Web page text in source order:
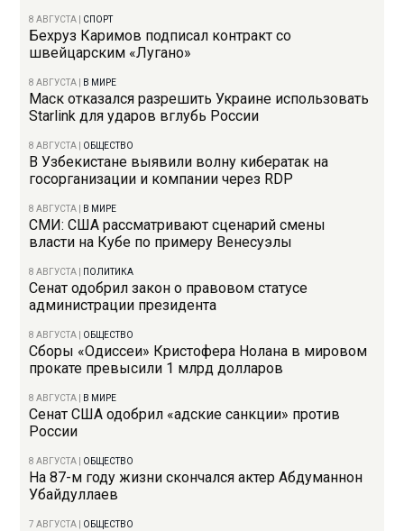
8 АВГУСТА СПОРТ
Бехруз Каримов подписал контракт со
швейцарским «Лугано»
8 АВГУСТА В МИРЕ
Маск отказался разрешить Украине использовать
Starlink для ударов вглубь России
8 АВГУСТА ОБЩЕСТВО
В Узбекистане выявили волну кибератак на
госорганизации и компании через RDP
8 АВГУСТА В МИРЕ
СМИ: США рассматривают сценарий смены
власти на Кубе по примеру Венесуэлы
8 АВГУСТА ПОЛИТИКА
Сенат одобрил закон о правовом статусе
администрации президента
8 АВГУСТА ОБЩЕСТВО
Сборы «Одиссеи» Кристофера Нолана в мировом
прокате превысили 1 млрд долларов
8 АВГУСТА В МИРЕ
Сенат США одобрил «адские санкции» против
России
8 АВГУСТА ОБЩЕСТВО
На 87-м году жизни скончался актер Абдуманнон
Убайдуллаев
7 АВГУСТА ОБЩЕСТВО